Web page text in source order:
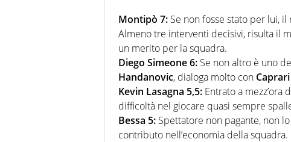
Montipò 7: Se non fosse stato per lui,
Almeno tre interventi decisivi, risulta il
un merito per la squadra.
Diego Simeone 6: Se non altro è uno
Handanovic, dialoga molto con Caprari
Kevin Lasagna 5,5: Entrato a mezz’ora
difficoltà nel giocare quasi sempre
Bessa 5: Spettatore non pagante, non
contributo nell’economia della squadra.